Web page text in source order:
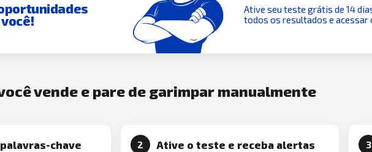
Ative seu teste grátis de 14
todos os resultados e acessar
vende e pare de garimpar manualmente
chave 2 Ative o teste e receba alertas 3